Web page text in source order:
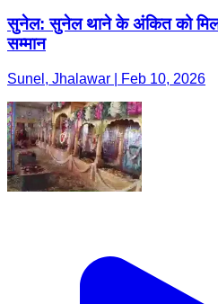
सुनेल: सुनेल थाने के अंकित को
सम्मान
Sunel, Jhalawar | Feb 10, 2026